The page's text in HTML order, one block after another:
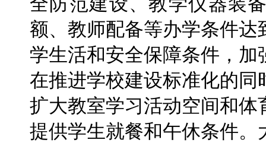
额、教师配备等办学条件
学生活和安全保障条件，
在推进学校建设标准化的
扩大教室学习活动空间和
提供学生就餐和午休条件